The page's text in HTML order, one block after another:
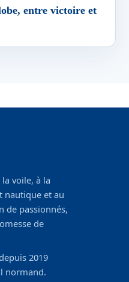
entre victoire et
voile, à la
nautique et au
de passionnés,
de
2019
normand.